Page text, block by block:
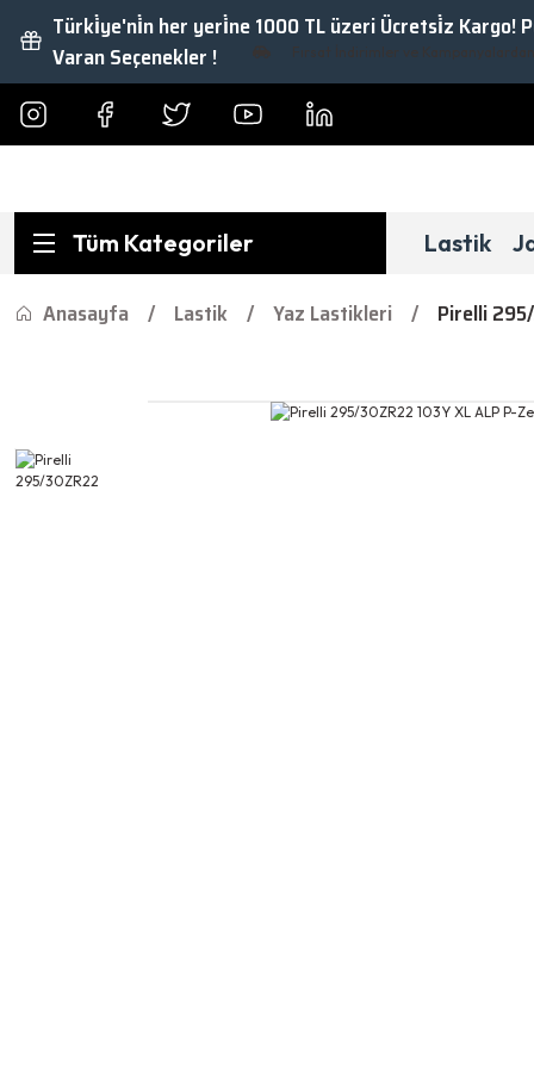
Türki̇ye'ni̇n her yeri̇ne 1000 TL üzeri Ücretsi̇z Kargo!
Varan Seçenekler !
Tüm Kategoriler Lastik
Anasayfa Lastik Yaz Lastikleri Pirelli